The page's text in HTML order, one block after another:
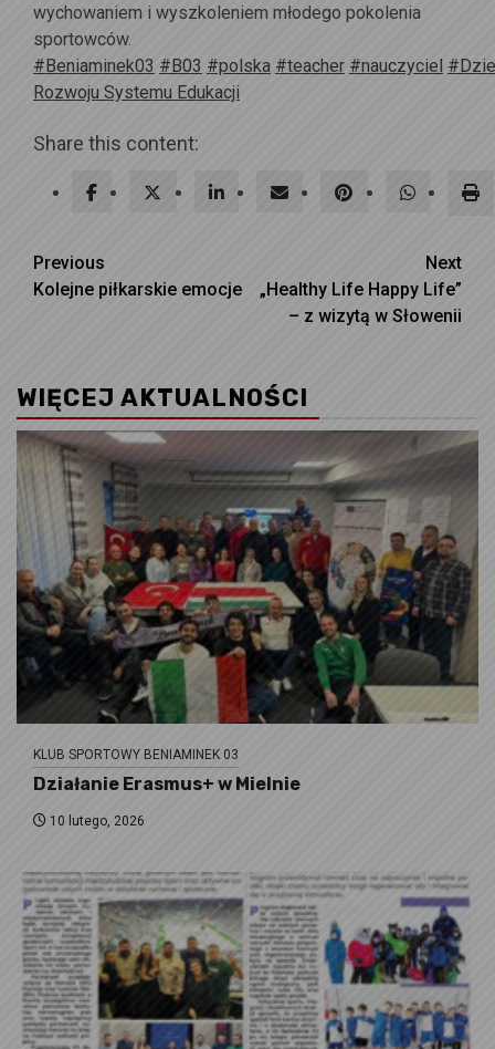
wychowaniem i wyszkoleniem młodego pokolenia
sportowców.
#Beniaminek03 #B03 #polska #teacher #nauczyciel
Rozwoju Systemu Edukacji
Share this content:
Continue
Reading
Previous
Kolejne piłkarskie emocje
Next
„Healthy Life Happy Life”
– z wizytą w Słowenii
WIĘCEJ AKTUALNOŚCI
KLUB SPORTOWY BENIAMINEK 03
Działanie Erasmus+ w Mielnie
10 lutego, 2026